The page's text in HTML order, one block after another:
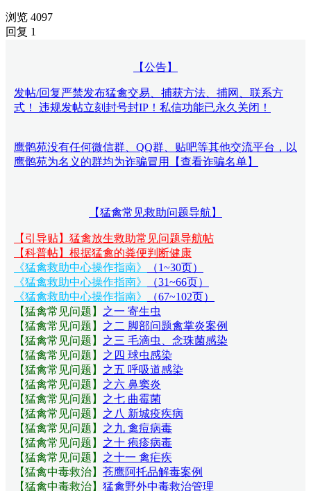
浏览 4097
回复 1
【公告】
发帖/回复严禁发布猛禽交易、捕获方法、捕网、联系方
式！ 违规发帖立刻封号封IP！私信功能已永久关闭！
鹰鹘苑没有任何微信群、QQ群、贴吧等其他交流平台，以
鹰鹘苑为名义的群均为诈骗冒用【查看诈骗名单】
【猛禽常见救助问题导航】
【引导贴】猛禽放生救助常见问题导航帖
【科普帖】根据猛禽的粪便判断健康
《猛禽救助中心操作指南》
（1~30页）
《猛禽救助中心操作指南》
（31~66页）
《猛禽救助中心操作指南》
（67~102页）
【猛禽常见问题 】 之一 寄生虫
【猛禽常见问题 】 之二 脚部问题禽掌炎案例
【猛禽常见问题 】 之三 毛滴虫、念珠菌感染
【猛禽常见问题 】 之四 球虫感染
【猛禽常见问题 】 之五 呼吸道感染
【猛禽常见问题 】 之六 鼻窦炎
【猛禽常见问题 】 之七 曲霉菌
【猛禽常见问题 】 之八 新城疫疾病
【猛禽常见问题 】 之九 禽痘病毒
【猛禽常见问题 】 之十 疱疹病毒
【猛禽常见问题 】 之十一 禽疟疾
【猛禽中毒救治】 苍鹰阿托品解毒案例
【猛禽中毒救治】 猛禽野外中毒救治管理